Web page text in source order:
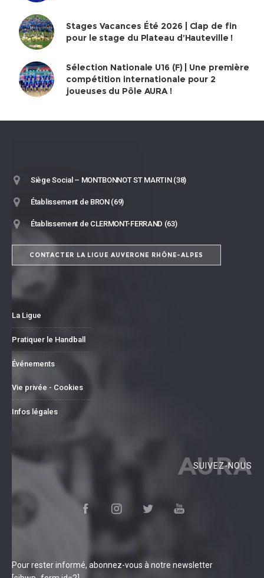
Stages Vacances Été 2026 | Clap de fin
pour le stage du Plateau d’Hauteville !
Sélection Nationale U16 (F) | Une première
compétition internationale pour 2
joueuses du Pôle AURA !
Siège Social – MONTBONNOT ST MARTIN (38)
Établissement de BRON (69)
Établissement de CLERMONT-FERRAND (63)
CONTACTER LA LIGUE AUVERGNE RHÔNE-ALPES
La Ligue
Pratiquer le Handball
Événements
Vie privée - Cookies
Infos légales
AURA
SUIVEZ-NOUS
Pour rester informé, abonnez-vous à notre newsletter